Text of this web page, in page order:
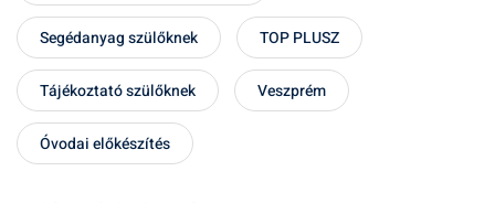
Segédanyag szülőknek TOP PLUSZ
Tájékoztató szülőknek Veszprém
Óvodai előkészítés